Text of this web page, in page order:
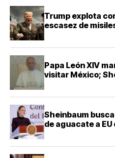
Trump explota
escasez de
Papa León XIV
visitar México;
Sheinbaum
de aguacate a